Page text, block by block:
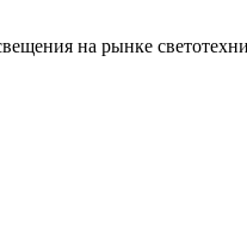
на рынке